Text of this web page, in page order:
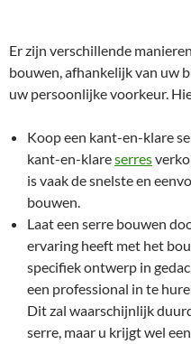
Er zijn verschillende
bouwen, afhankelijk van uw
uw persoonlijke voorkeur.
Koop een kant-en-klare
kant-en-klareserres
is vaak de snelste en
bouwen.
Laat een serre bouwen
ervaring heeft met het
specifiek ontwerp in
een professional in te
Dit zal waarschijnlijk
serre, maar u krijgt wel